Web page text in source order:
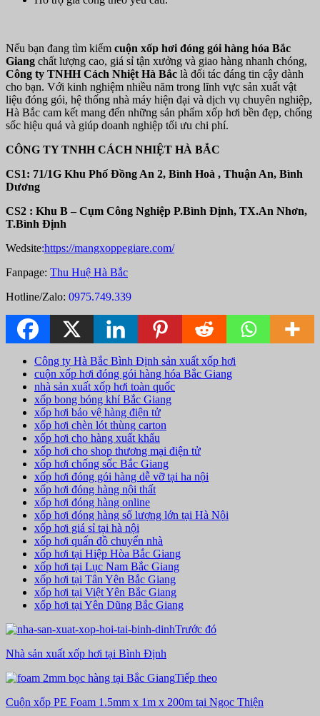
Nếu bạn đang tìm kiếm cuộn xốp hơi đóng gói hàng hóa Bắc
Giang chất lượng cao, giá sỉ tận xưởng và giao hàng nhanh chóng,
Công ty TNHH Cách Nhiệt Hà Bắc là đối tác đáng tin cậy dành
cho bạn. Với kinh nghiệm nhiều năm trong lĩnh vực sản xuất vật
liệu đóng gói, hệ thống nhà máy hiện đại và dịch vụ chuyên nghiệp,
Hà Bắc cam kết mang đến những sản phẩm xốp hơi bền đẹp, chống
sốc hiệu quả và giúp doanh nghiệp tối ưu chi phí.
CÔNG TY TNHH CÁCH NHIỆT HÀ BẮC
CS1: 71/1G Khu Phố Đồng An 2, Bình Hoà , Thuận An, Bình
Dương
CS2 : Khu B – Cụm Công Nghiệp P.Bình Định, TX.An Nhơn,
T.Bình Định
Wedsite:https://mangxoppegiare.com/
Fanpage: Thu Huệ Hà Bắc
Hotline/Zalo: 0975.749.339
Công ty Hà Bắc Bình Định sản xuất xốp hơi
cuộn xốp hơi đóng gói hàng hóa Bắc Giang
nhà sản xuất xốp hơi toàn quốc
xốp bong bóng khí Bắc Giang
xốp hơi bảo vệ hàng điện tử
xốp hơi chèn lót thùng carton
xốp hơi cho hàng xuất khẩu
xốp hơi cho shop thương mại điện tử
xốp hơi chống sốc Bắc Giang
xốp hơi đóng gói hàng dễ vỡ tại ha nội
xốp hơi đóng hàng nội thất
xốp hơi đóng hàng online
xốp hơi đóng hàng số lượng lớn tại Hà Nội
xốp hơi giá sỉ tại hà nội
xốp hơi quấn đồ chuyển nhà
xốp hơi tại Hiệp Hòa Bắc Giang
xốp hơi tại Lục Nam Bắc Giang
xốp hơi tại Tân Yên Bắc Giang
xốp hơi tại Việt Yên Bắc Giang
xốp hơi tại Yên Dũng Bắc Giang
Trước đó
Nhà sản xuất xốp hơi tại Bình Định
Tiếp theo
Cuộn xốp PE Foam 1.5mm x 1m x 200m tại Ngọc Thiện